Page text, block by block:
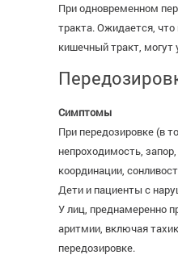
При одновременном
тракта. Ожидается,
кишечный тракт,
Симптомы
При передозировке (в
непроходимость,
координации,
Дети и пациенты с
У лиц, преднамеренно
аритмии, включая
передозировке.